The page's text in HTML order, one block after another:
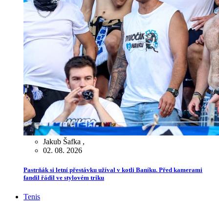
Jakub Šafka ,
02. 08. 2026
Pastrňák si letní přestávku užíval v kotli Baníku. Před kamerami
fandil řádil ve stylovém triku
Tenis